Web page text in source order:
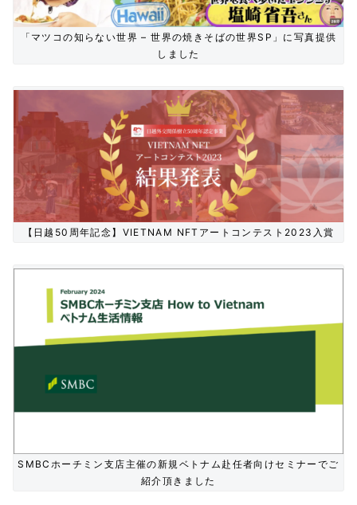
「マツコの知らない世界 – 世界の焼きそばの世界SP」に写真提供
しました
【日越50周年記念】VIETNAM NFTアートコンテスト2023入賞
SMBCホーチミン支店主催の新規ベトナム赴任者向けセミナーでご
紹介頂きました